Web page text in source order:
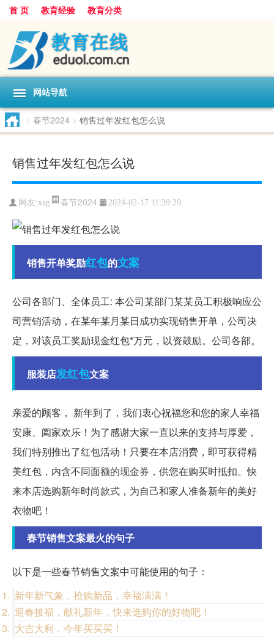
首 页 教育经验 教育分类
网站导航
> 春节2024 > 销售过年发红包怎么说
销售过年发红包怎么说
网友:xsg 春节2024 2024-02-17 11:39:29
销售开单奖励红包的文案
公司各部门、全体员工: 本公司某部门某某员工积极响应公
司营销活动，在某年某月某日成功实现销售开单，公司决
定，对该员工奖励现金红包*万元，以资鼓励。公司各部。
服装店发红包文案
亲爱的顾客， 新年到了，我们衷心祝福您和您的家人幸福
安康、阖家欢乐！为了感谢大家一直以来的支持与厚爱，
我们特别推出了红包活动！只要在本店消费，即可获得精
美红包，内含不同面额的现金券，供您在购买时抵扣。快
来本店选购新年时尚款式，为自己和家人准备新年的美好
衣物吧！
春节销售文案最火的句子
以下是一些春节销售文案中可能使用的句子：
新年新气象，抢购新品，幸福满满！
迎春接福，献礼新年，快来选购你的好物吧！
大吉大利，今年买买买！